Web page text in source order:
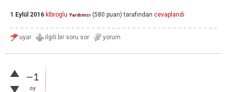
1 Eylül 2016 klbroglu Yardımcı (580 puan) tarafından cevaplandı
–1
oy